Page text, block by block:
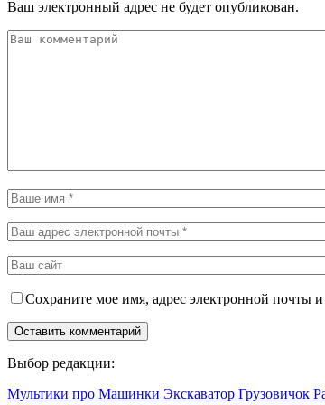
Ваш электронный адрес не будет опубликован.
Сохраните мое имя, адрес электронной почты
Выбор редакции:
Мультики про Машинки Экскаватор Грузовичок